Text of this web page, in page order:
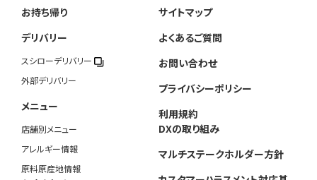
お持ち帰り
デリバリー
スシローデリバリー
外部デリバリー
メニュー
店舗別メニュー
アレルギー情報
原料原産地情報
サイトマップ
よくあるご質問
お問い合わせ
プライバシーポリシー
利用規約
DXの取り組み
マルチステークホルダー方針